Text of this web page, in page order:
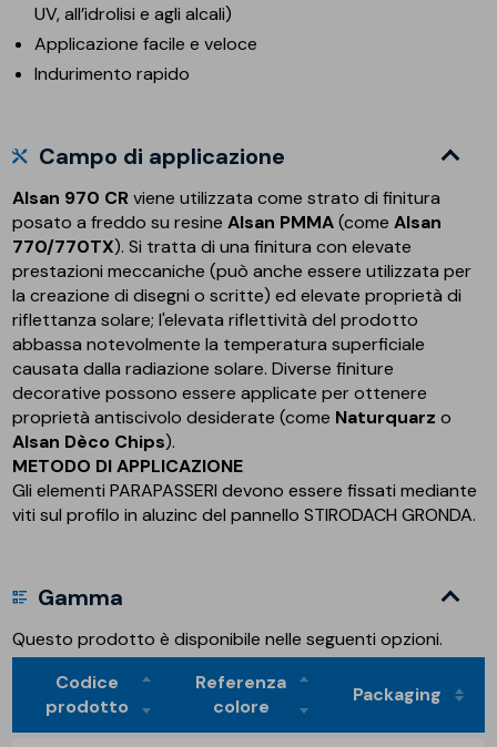
UV, all’idrolisi e agli alcali)
Applicazione facile e veloce
Indurimento rapido
Campo di applicazione
Alsan 970 CRviene utilizzata come strato di finitura
posato a freddo su resineAlsan PMMA(come Alsan
770/770TX). Si tratta di una finitura con elevate
prestazioni meccaniche (può anche essere utilizzata per
la creazione di disegni o scritte) ed elevate proprietà di
riflettanza solare; l'elevata riflettività del prodotto
abbassa notevolmente la temperatura superficiale
causata dalla radiazione solare. Diverse finiture
decorative possono essere applicate per ottenere
proprietà antiscivolo desiderate (come Naturquarz o
Alsan Dèco Chips).
METODO DI APPLICAZIONE
Gli elementi PARAPASSERI devono essere fissati mediante
viti sul profilo in aluzinc del pannello STIRODACH GRONDA.
Gamma
Questo prodotto è disponibile nelle seguenti opzioni.
Codice
prodotto
Referenza
colore
Packaging